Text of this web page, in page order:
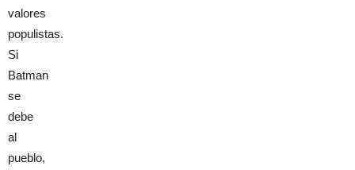
valores
populistas.
Si
Batman
se
debe
al
pueblo,